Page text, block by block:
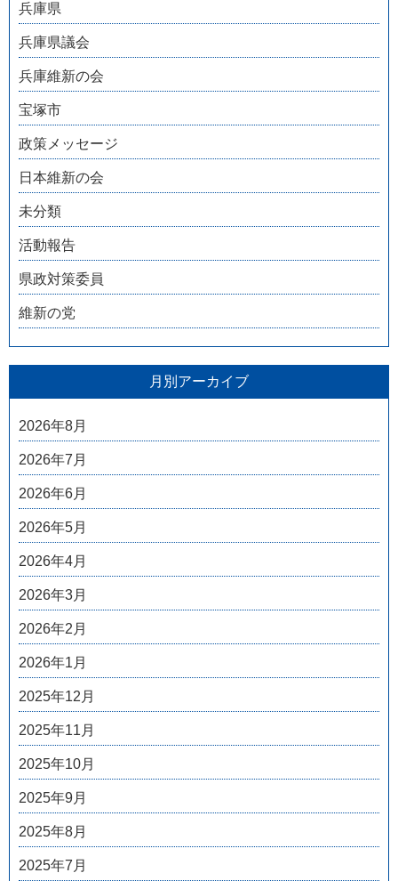
兵庫県
兵庫県議会
兵庫維新の会
宝塚市
政策メッセージ
日本維新の会
未分類
活動報告
県政対策委員
維新の党
月別アーカイブ
2026年8月
2026年7月
2026年6月
2026年5月
2026年4月
2026年3月
2026年2月
2026年1月
2025年12月
2025年11月
2025年10月
2025年9月
2025年8月
2025年7月